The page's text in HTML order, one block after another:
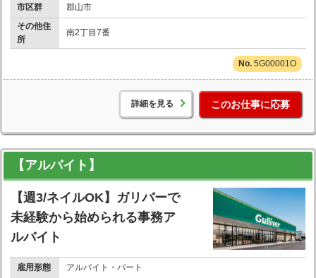
市区群
郡山市
その他住
所
南2丁目7番
5G00001O
詳細を見る このお仕事に応募
【アルバイト】
【週3/ネイルOK】ガリバーで
未経験から始められる事務ア
ルバイト
雇用形態 アルバイト・パート